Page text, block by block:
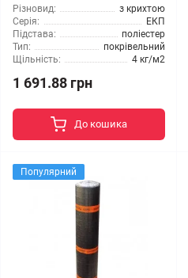
Різновид:
з крихтою
Серія:
ЕКП
Підстава:
поліестер
Тип:
покрівельний
Щільність:
4 кг/м2
1 691.88 грн
До кошика
Популярний